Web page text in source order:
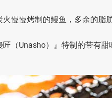
慢慢烤制的鳗鱼，多余的脂
（Unasho）』特制的带有甜